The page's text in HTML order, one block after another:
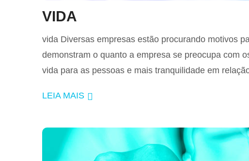
VIDA
vida Diversas empresas estão procurando motivos
demonstram o quanto a empresa se preocupa com
vida para as pessoas e mais tranquilidade em
LEIA MAIS